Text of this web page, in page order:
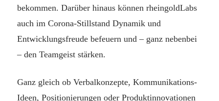
bekommen. Darüber hinaus können rheingoldLabs
auch im Corona-Stillstand Dynamik und
Entwicklungsfreude befeuern und – ganz nebenbei
– den Teamgeist stärken.
Ganz gleich ob Verbalkonzepte, Kommunikations-
Ideen, Positionierungen oder Produktinnovationen